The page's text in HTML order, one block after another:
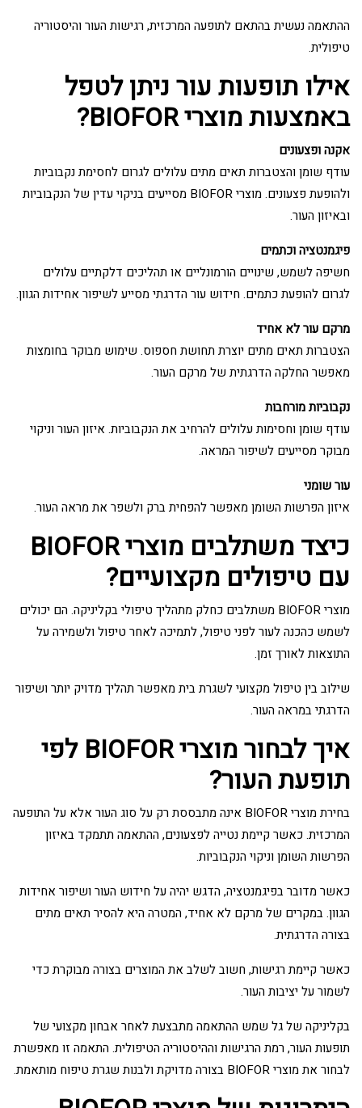
ההתאמה נעשית בהתאם לתופעה המרכזית, רגישות העור והיסטוריה
טיפולית.
אילו תופעות עור ניתן לטפל
באמצעות מוצרי BIOFOR?
אקנה ופצעונים
עודף שומן והצטברות תאים מתים עלולים לגרום לחסימת נקבוביות
ולהופעת פצעונים. מוצרי BIOFOR מסייעים בניקוי עדין של הנקבוביות
ובאיזון העור.
פיגמנטציה וכתמים
חשיפה לשמש, שינויים הורמונליים או תהליכים דלקתיים עלולים
לגרום להופעת כתמים. חידוש עור הדרגתי מסייע לשיפור אחידות הגוון.
מרקם עור לא אחיד
הצטברות תאים מתים יוצרת תחושת חספוס. שימוש מבוקר בחומצות
מאפשר החלקה הדרגתית של מרקם העור.
נקבוביות מורחבות
עודף שומן וחסימות עלולים להרחיב את הנקבוביות. איזון העור וניקוי
מבוקר מסייעים לשיפור המראה.
עור שומני
איזון הפרשות השומן מאפשר להפחית ברק ולשפר את מראה העור.
כיצד משתלבים מוצרי BIOFOR
עם טיפולים מקצועיים?
מוצרי BIOFOR משתלבים כחלק מתהליך טיפולי בקליניקה. הם יכולים
לשמש כהכנה לעור לפני טיפול, לתמיכה לאחר טיפול ולשמירה על
התוצאות לאורך זמן.
שילוב בין טיפול מקצועי לשגרת בית מאפשר תהליך מדויק יותר ושיפור
הדרגתי במראה העור.
איך לבחור מוצרי BIOFOR לפי
תופעת העור?
בחירת מוצרי BIOFOR אינה מתבססת רק על סוג העור אלא על התופעה
המרכזית. כאשר קיימת נטייה לפצעונים, ההתאמה תתמקד באיזון
הפרשות השומן וניקוי הנקבוביות.
כאשר מדובר בפיגמנטציה, הדגש יהיה על חידוש העור ושיפור אחידות
הגוון. במקרים של מרקם לא אחיד, המטרה היא להסיר תאים מתים
בצורה הדרגתית.
כאשר קיימת רגישות, חשוב לשלב את המוצרים בצורה מבוקרת כדי
לשמור על יציבות העור.
בקליניקה של גל שמש ההתאמה מתבצעת לאחר אבחון מקצועי של
תופעות העור, רמת הרגישות וההיסטוריה הטיפולית. התאמה זו מאפשרת
לבחור את מוצרי BIOFOR בצורה מדויקת ולבנות שגרת טיפוח מותאמת.